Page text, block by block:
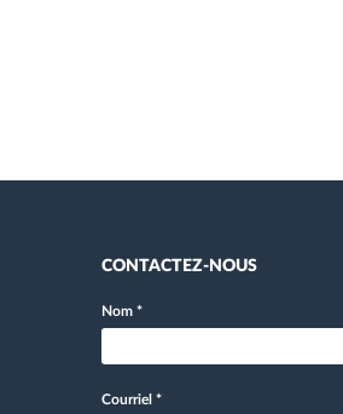
CONTACTEZ-NOUS
Nom *
Courriel *